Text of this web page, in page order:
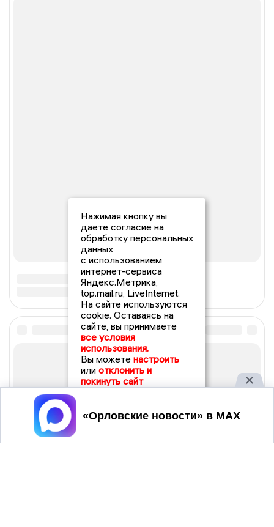
Нажимая кнопку вы
даете согласие на
обработку персональных
данных
с использованием
интернет-сервиса
Яндекс.Метрика,
top.mail.ru, LiveInternet.
На сайте используются
cookie. Оставаясь на
сайте, вы принимаете
все условия
использования.
Вы можете настроить
или отклонить и
покинуть сайт
Принять